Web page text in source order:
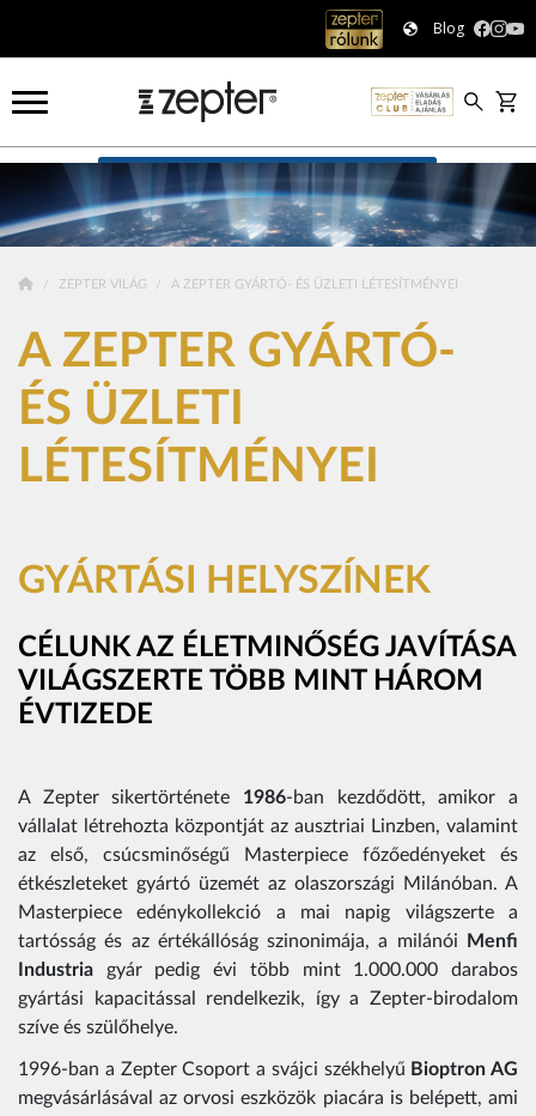
Blog
A Zepter gyártó- és üzleti létesítményei
ZEPTER VILÁG A ZEPTER GYÁRTÓ- ÉS ÜZLETI LÉTESÍTMÉNYEI
A ZEPTER GYÁRTÓ-
ÉS ÜZLETI
LÉTESÍTMÉNYEI
GYÁRTÁSI HELYSZÍNEK
CÉLUNK AZ ÉLETMINŐSÉG JAVÍTÁSA
VILÁGSZERTE TÖBB MINT HÁROM
ÉVTIZEDE
A Zepter sikertörténete 1986-ban kezdődött, amikor a
vállalat létrehozta központját az ausztriai Linzben, valamint
az első, csúcsminőségű Masterpiece főzőedényeket és
étkészleteket gyártó üzemét az olaszországi Milánóban. A
Masterpiece edénykollekció a mai napig világszerte a
tartósság és az értékállóság szinonimája, a milánói
Menfi
Industria gyár pedig évi több mint 1.000.000 darabos
gyártási kapacitással rendelkezik, így a Zepter-birodalom
szíve és szülőhelye.
1996-ban a Zepter Csoport a svájci székhelyű Bioptron AG
megvásárlásával az orvosi eszközök piacára is belépett, ami